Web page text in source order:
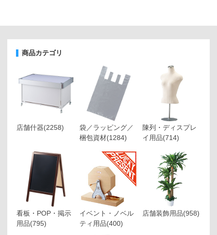
商品カテゴリ
店舗什器(2258)
袋／ラッピング／
梱包資材(1284)
陳列・ディスプレ
イ用品(714)
看板・POP・掲示
用品(795)
イベント・ノベル
ティ用品(400)
店舗装飾用品(958)